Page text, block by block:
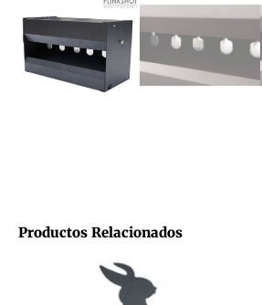
Productos Relacionados